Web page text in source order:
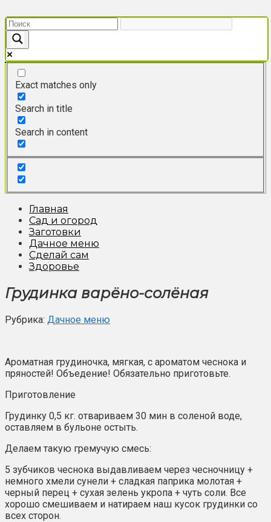
к
контенту
Exact matches only
Search in title
Search in content
Главная
Сад и огород
Заготовки
Дачное меню
Сделай сам
Здоровье
Грудинка варёно-солёная
Рубрика: Дачное меню
Ароматная грудиночка, мягкая, с ароматом чеснока и
пряностей! Объедение! Обязательно приготовьте.
Приготовление
Грудинку 0,5 кг. отвариваем 30 мин в соленой воде,
оставляем в бульоне остыть.
Делаем такую гремучую смесь:
5 зубчиков чеснока выдавливаем через чесночницу +
немного хмели сунели + сладкая паприка молотая +
черный перец + сухая зелень укропа + чуть соли. Все
хорошо смешиваем и натираем наш кусок грудинки со
всех сторон.